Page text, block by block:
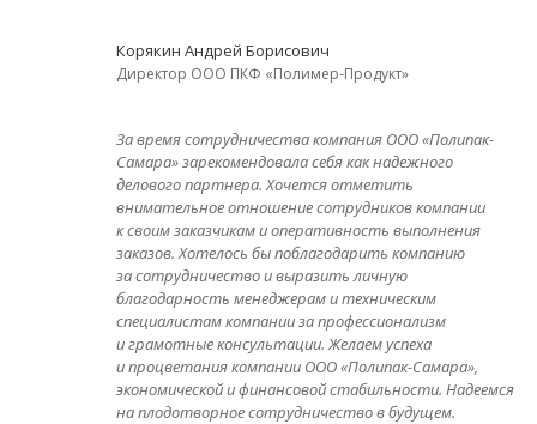
Корякин Андрей Борисович
Директор ООО ПКФ «Полимер-Продукт»
За время сотрудничества компания ООО «Полипак-
Самара» зарекомендовала себя как надежного
делового партнера. Хочется отметить
внимательное отношение сотрудников компании
к своим заказчикам и оперативность выполнения
заказов. Хотелось бы поблагодарить компанию
за сотрудничество и выразить личную
благодарность менеджерам и техническим
специалистам компании за профессионализм
и грамотные консультации. Желаем успеха
и процветания компании ООО «Полипак-Самара»,
экономической и финансовой стабильности. Надеемся
на плодотворное сотрудничество в будущем.